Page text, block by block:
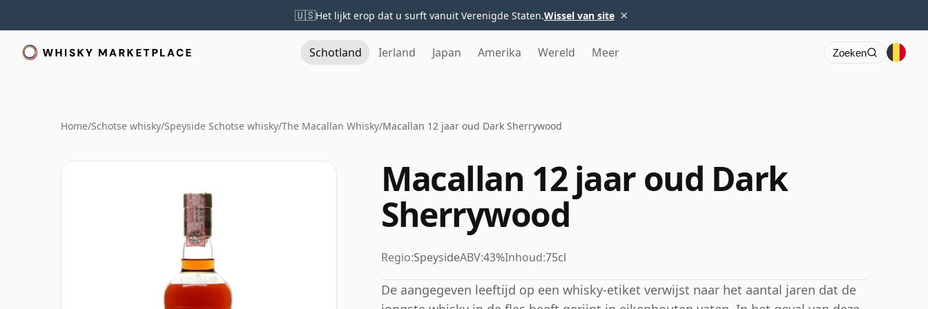
🇺🇸Het lijkt erop dat u surft vanuit Verenigde Staten.Wissel van site ×
Schotland Ierland Japan Amerika Wereld Meer Zoeken
Home/Schotse whisky/Speyside Schotse whisky/The Macallan Whisky/Macallan 12 jaar oud Dark Sherrywood
Macallan 12 jaar oud Dark
Sherrywood
Regio:SpeysideABV:43%Inhoud:75cl
De aangegeven leeftijd op een whisky-etiket verwijst naar het aantal jaren dat de